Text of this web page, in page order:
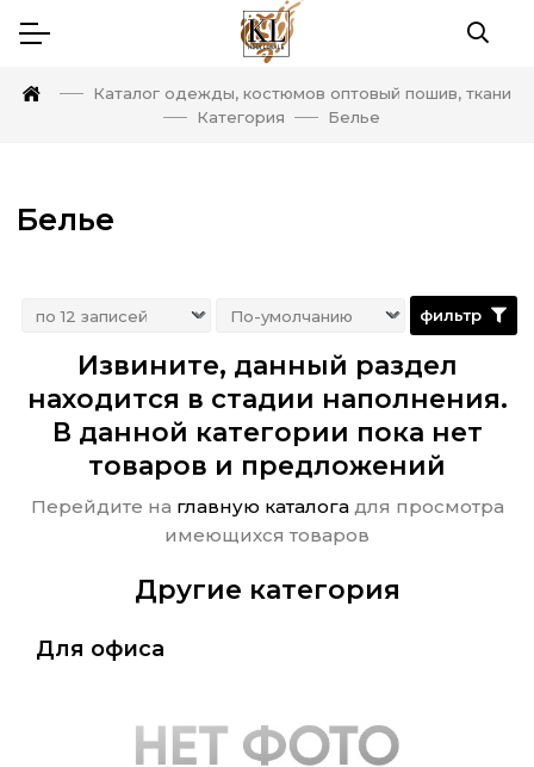
Каталог одежды, костюмов оптовый пошив, ткани
Категория
Белье
Белье
фильтр
Извините, данный раздел
находится в стадии наполнения.
В данной категории пока нет
товаров и предложений
Перейдите на главную каталогадля просмотра
имеющихся товаров
Другие категория
Для офиса